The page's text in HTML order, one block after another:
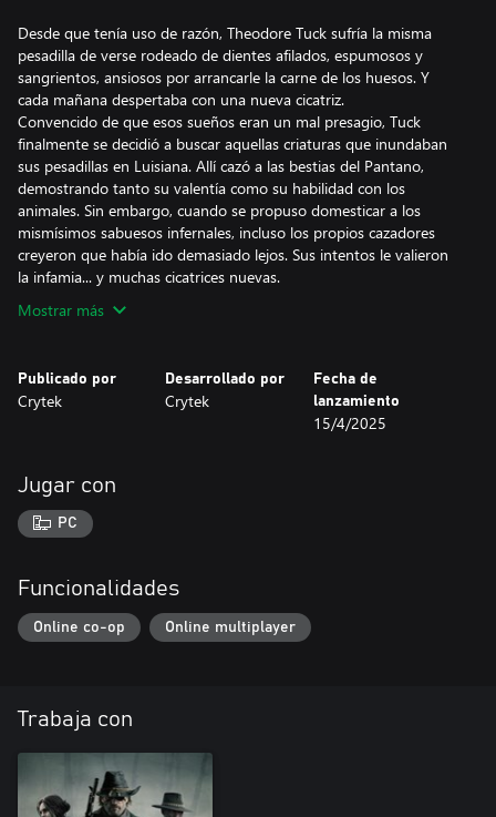
Desde que tenía uso de razón, Theodore Tuck sufría la misma
pesadilla de verse rodeado de dientes afilados, espumosos y
sangrientos, ansiosos por arrancarle la carne de los huesos. Y
cada mañana despertaba con una nueva cicatriz.
Convencido de que esos sueños eran un mal presagio, Tuck
finalmente se decidió a buscar aquellas criaturas que inundaban
sus pesadillas en Luisiana. Allí cazó a las bestias del Pantano,
demostrando tanto su valentía como su habilidad con los
animales. Sin embargo, cuando se propuso domesticar a los
mismísimos sabuesos infernales, incluso los propios cazadores
creyeron que había ido demasiado lejos. Sus intentos le valieron
la infamia... y muchas cicatrices nuevas.
Mostrar más
Publicado por
Crytek
Desarrollado por
Crytek
Fecha de
lanzamiento
15/4/2025
Jugar con
PC
Funcionalidades
Online co-op Online multiplayer
Trabaja con